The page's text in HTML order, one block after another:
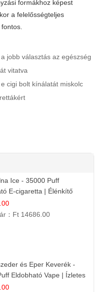
formákhoz képest
a felelősségteljes
jobb választás az egészség
vitatva
cigi bolt kínálatát miskolc
Ice - 35000 Puff
E-cigaretta | Élénkítő
Frissesség!
： Ft 14686.00
és Eper Keverék -
Eldobható Vape | Ízletes